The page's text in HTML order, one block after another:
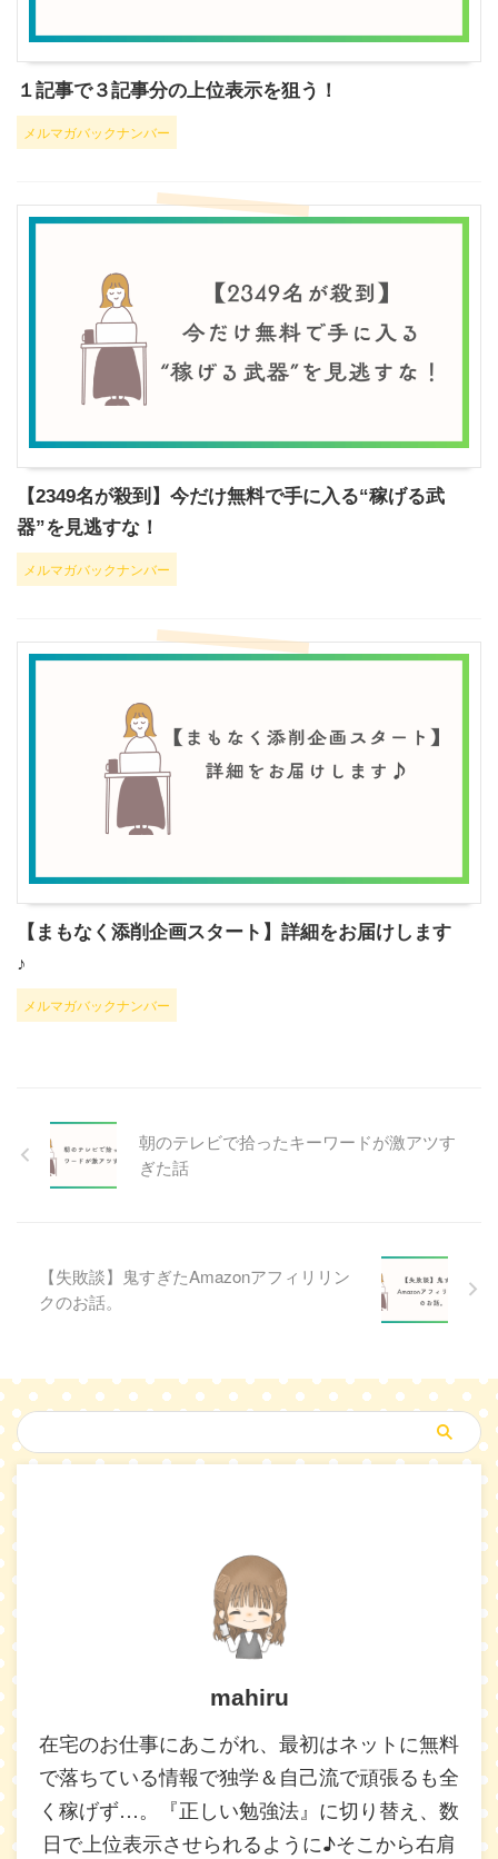
１記事で３記事分の上位表示を狙う！
メルマガバックナンバー
【2349名が殺到】今だけ無料で手に入る“稼げる武
器”を見逃すな！
メルマガバックナンバー
【まもなく添削企画スタート】詳細をお届けします
♪
メルマガバックナンバー
朝のテレビで拾ったキーワードが激アツす
ぎた話
【失敗談】鬼すぎたAmazonアフィリリン
クのお話。
mahiru
在宅のお仕事にあこがれ、最初はネットに無料
で落ちている情報で独学＆自己流で頑張るも全
く稼げず…。『正しい勉強法』に切り替え、数
日で上位表示させられるように♪そこから右肩